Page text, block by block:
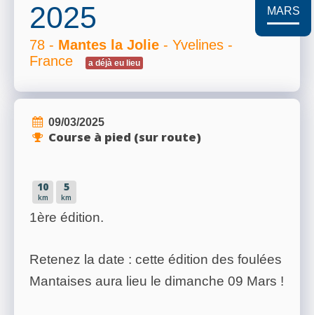
2025
78 - Mantes la Jolie - Yvelines -
France
a déjà eu lieu
MARS
09/03/2025
Course à pied (sur route)
10
km
5
km
1ère édition.
Retenez la date : cette édition des foulées
Mantaises aura lieu le dimanche 09 Mars !